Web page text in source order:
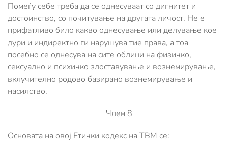
Помеѓу себе треба да се однесуваат со дигнитет и
достоинство, со почитување на другата личост. Не е
прифатливо било какво однесување или делување кое
дури и индиректно ги нарушува тие права, а тоа
посебно се однесува на сите облици на физичко,
сексуално и психичко злоставување и вознемирување,
вклучително родово базирано вознемирување и
насилство.
Член 8
Основата на овој Етички кодекс на ТВМ се: